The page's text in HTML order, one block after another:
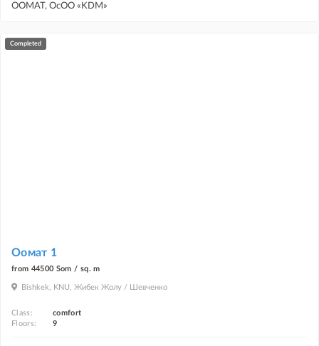
ООМАТ, ОсОО «KDM»
completed
Оомат 1
from 44500 Som / sq. m
Bishkek, KNU, Жибек Жолу / Шевченко
Class:
comfort
Floors:
9